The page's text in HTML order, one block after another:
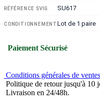
RÉFÉRENCE SVIG SU617
CONDITIONNEMENTLot de 1 paire
Paiement Sécurisé
Conditions générales de
Politique de retour jusqu'à 10
Livraison en 24/48h.